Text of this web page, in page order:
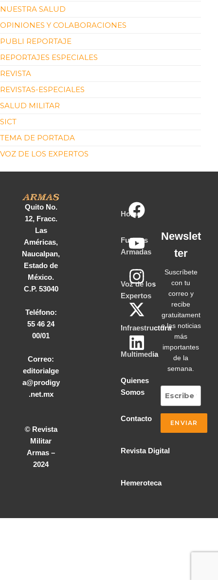
NUESTRA SALUD
OPINIONES Y COLABORACIONES
PUBLI REPORTAJE
REPORTAJES ESPECIALES
REVISTA
REVISTAS-ESPECIALES
SALUD MILITAR
SICT
TEMA DE PORTADA
VOZ DE LOS EXPERTOS
Quito No.
12, Fracc.
Las
Américas,
Naucalpan,
Estado de
México.
C.P. 53040
Teléfono:
55 46 24
00/01
Correo:
editorialge
a@prodigy
.net.mx
© Revista
Militar
Armas –
2024
Home
Fuerzas
Armadas
Voz de los
Expertos
Infraestructura
Multimedia
Quienes
Somos
Contacto
Revista Digital
Hemeroteca
Newslet
ter
Suscríbete
con tu
correo y
recibe
gratuitament
e las noticias
más
importantes
de la
semana.